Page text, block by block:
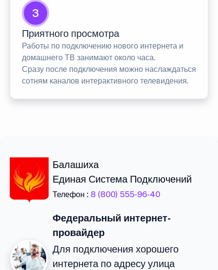
3
Приятного просмотра
Работы по подключению нового интернета и
домашнего ТВ занимают около часа.
Сразу после подключения можно наслаждаться
сотням каналов интерактивного телевидения.
Балашиха
Единая Система Подключений
Телефон : 8 (800) 555-96-40
Федеральный интернет-
провайдер
Для подключения хорошего
интернета по адресу улица